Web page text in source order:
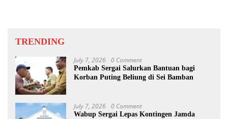
TRENDING
July 7, 2026 0 Comment
Pemkab Sergai Salurkan Bantuan bagi
Korban Puting Beliung di Sei Bamban
July 7, 2026 0 Comment
Wabup Sergai Lepas Kontingen Jamda